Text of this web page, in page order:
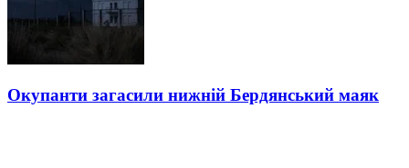
Окупанти загасили нижній Бердянський маяк